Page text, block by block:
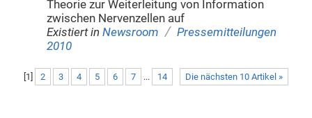
Theorie zur Weiterleitung von Information
zwischen Nervenzellen auf
Existiert in Newsroom / Pressemitteilungen
2010
Die nächsten 10 Artikel »
1 2 3 4 5 6 7 ... 14